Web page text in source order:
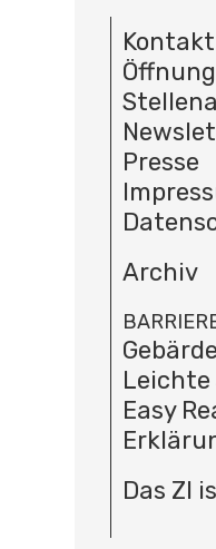
Kontakt
Presse
Archiv
Leichte
Easy
Das ZI